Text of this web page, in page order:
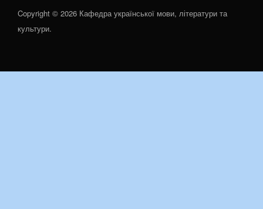
Copyright © 2026 Кафедра української мови, літератури та
культури.